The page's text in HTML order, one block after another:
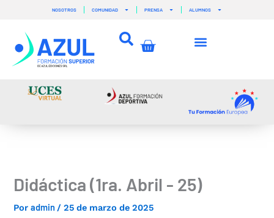
contenido
NOSOTROS COMUNIDAD PRENSA ALUMNOS
Carrito
Didáctica (1ra. Abril - 25)
Poradmin /25 de marzo de 2025